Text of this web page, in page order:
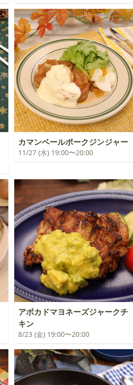
カマンベールポークジンジャー
11/27 (水) 19:00〜20:00
アボカドマヨネーズジャークチ
キン
8/23 (金) 19:00〜20:00